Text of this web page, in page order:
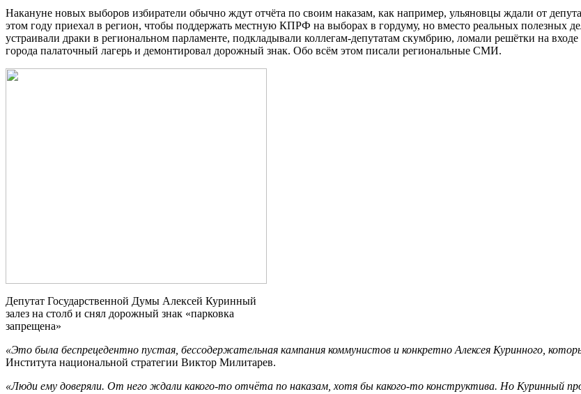
Накануне новых выборов избиратели обычно ждут отчёта по своим наказам, как например, ульяновцы ждали от
этом году приехал в регион, чтобы поддержать местную КПРФ на выборах в гордуму, но вместо реальных
устраивали драки в региональном парламенте, подкладывали коллегам-депутатам скумбрию, ломали решётки на
города палаточный лагерь и демонтировал дорожный знак. Обо всём этом писали региональные СМИ.
Депутат Государственной Думы Алексей Куринный
залез на столб и снял дорожный знак «парковка
запрещена»
«Это была беспрецедентно пустая, бессодержательная кампания коммунистов и конкретно Алексея Куринного,
Института национальной стратегии Виктор Милитарев.
«Люди ему доверяли. От него ждали какого-то отчёта по наказам, хотя бы какого-то конструктива. Но Куринный